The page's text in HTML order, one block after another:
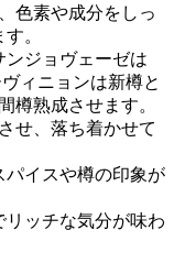
色素や成分をしっ
。
ジョヴェーゼは
ィニョンは新樽と
樽熟成させます。
せ、落ち着かせて
パイスや樽の印象が
ッチな気分が味わ